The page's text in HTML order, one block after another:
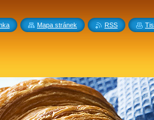
Mapa stránek RSS